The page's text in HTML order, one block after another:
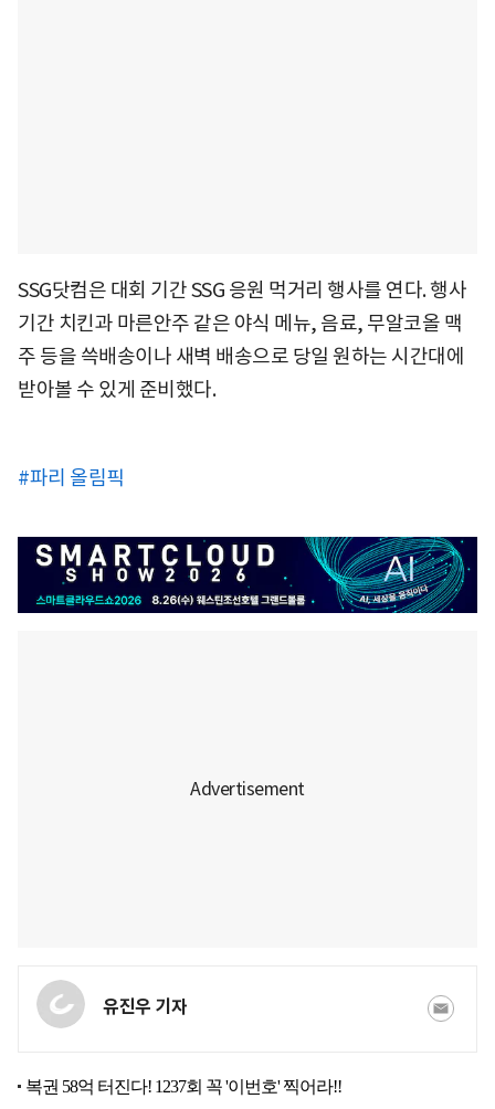
SSG닷컴은 대회 기간 SSG 응원 먹거리 행사를 연다. 행사
기간 치킨과 마른안주 같은 야식 메뉴, 음료, 무알코올 맥
주 등을 쓱배송이나 새벽 배송으로 당일 원하는 시간대에
받아볼 수 있게 준비했다.
#파리 올림픽
유진우 기자